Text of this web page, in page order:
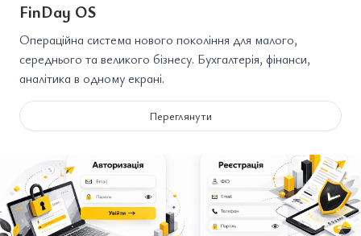
FinDay OS
Операційна система нового покоління для малого,
середнього та великого бізнесу. Бухгалтерія, фінанси,
аналітика в одному екрані.
Переглянути